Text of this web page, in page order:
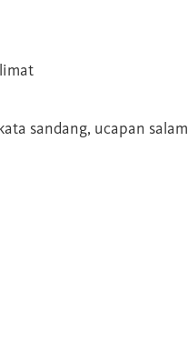
sandang, ucapan salam